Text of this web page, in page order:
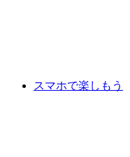
スマホで楽しもう